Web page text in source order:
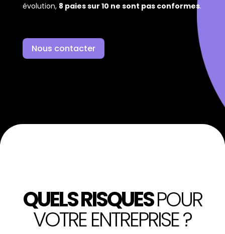
évolution, 8 paies sur 10 ne sont pas conformes.
Nous contacter
QUELS RISQUESPOUR
VOTRE ENTREPRISE ?